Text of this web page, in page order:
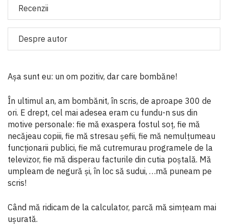
Recenzii
Despre autor
Aşa sunt eu: un om pozitiv, dar care bombăne!
În ultimul an, am bombănit, în scris, de aproape 300 de
ori. E drept, cel mai adesea eram cu fundu-n sus din
motive personale: fie mă exaspera fostul soţ, fie mă
necăjeau copiii, fie mă stresau şefii, fie mă nemulţumeau
funcţionarii publici, fie mă cutremurau programele de la
televizor, fie mă disperau facturile din cutia poştală. Mă
umpleam de negură şi, în loc să sudui, …mă puneam pe
scris!
Când mă ridicam de la calculator, parcă mă simţeam mai
uşurată.